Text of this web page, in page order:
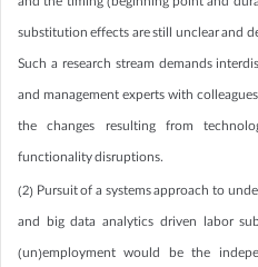
substitution effects are still unclear and
Such a research stream demands
and management experts with
the changes resulting from
functionality disruptions.
(2) Pursuit of a systems approach to
and big data analytics driven labor
(un)employment would be the